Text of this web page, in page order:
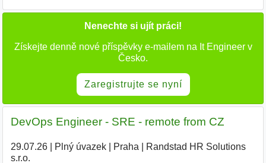
Nenechte si ujít práci!
Získejte denně nové příspěvky e-mailem na It Engineer v
Česko.
Zaregistrujte se nyní
DevOps Engineer - SRE - remote from CZ
29.07.26| Plný úvazek| Praha
Randstad HR Solutions
s.r.o.